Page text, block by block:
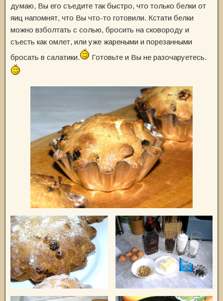
думаю, Вы его съедите так быстро, что только белки от
яиц напомнят, что Вы что-то готовили. Кстати белки
можно взболтать с солью, бросить на сковороду и
съесть как омлет, или уже жареными и порезанными
бросать в салатики.
Готовьте и Вы не разочаруетесь.